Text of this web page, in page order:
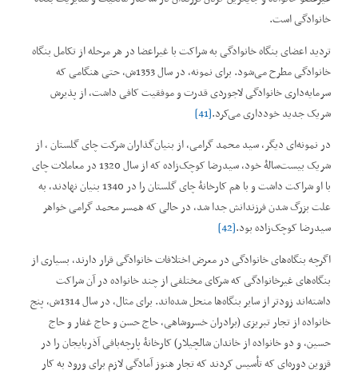
خانوادگی است.
تردید اعضای بنگاه خانوادگی به شراکت با غیراعضا در هر مرحله از تکامل بنگاه
خانوادگی مطرح می‌شود. برای نمونه، در سال 1353ش، حتی هنگامی که
سرمایه‌داری خانوادگی لاجوردی قدرت و موفقیت کافی داشت، از پذیرش
شریک جدید خودداری می‌کرد.[41]
در نمونه‌ای دیگر، سید محمد گرامی، از بنیان‌گذاران شرکت چای گلستان ، از
شریک بیست‌سالۀ خود، سیدرضا کوچک‌زاده که از سال 1320 در معاملات چای
با او شراکت داشت و با هم کارخانۀ چای گلستان را در 1340 بنیان نهادند، به
علت بزرگ شدن‌ فرزندانش جدا شد، در حالی ‌که همسر محمد گرامی خواهر
سیدرضا کوچک‌زاده بود.[42]
اگرچه بنگاه‌های خانوادگی در معرض اختلافات خانوادگی قرار دارند، بسیاری از
بنگاه‌های غیرخانوادگی که شرکای مختلفی از چند خانواده در آن شراکت
داشته‌اند زودتر از سایر بنگاه‌ها منحل شده‌اند. برای مثال، در سال 1314ش، پنج
خانواده از تجار تبریزی (برادران خسروشاهی، حاج حسن و حاج غفار و حاج
حسین، و دو خانواده از خاندان شالچیلار) کارخانۀ پارچه‌بافی آذربایجان را در
قزوین دوره‌ای که تأسیس کردند که تجار هنوز آمادگی لازم برای ورود به کار